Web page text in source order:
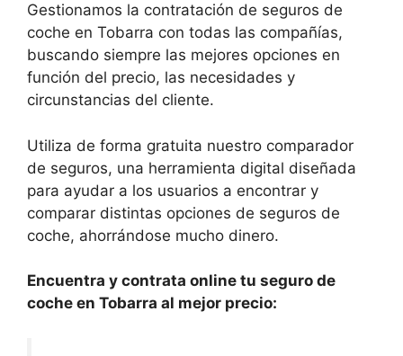
Gestionamos la contratación de seguros de
coche en Tobarra con todas las compañías,
buscando siempre las mejores opciones en
función del precio, las necesidades y
circunstancias del cliente.
Utiliza de forma gratuita nuestro comparador
de seguros, una herramienta digital diseñada
para ayudar a los usuarios a encontrar y
comparar distintas opciones de seguros de
coche, ahorrándose mucho dinero.
Encuentra y contrata online tu seguro de
coche en Tobarra al mejor precio: